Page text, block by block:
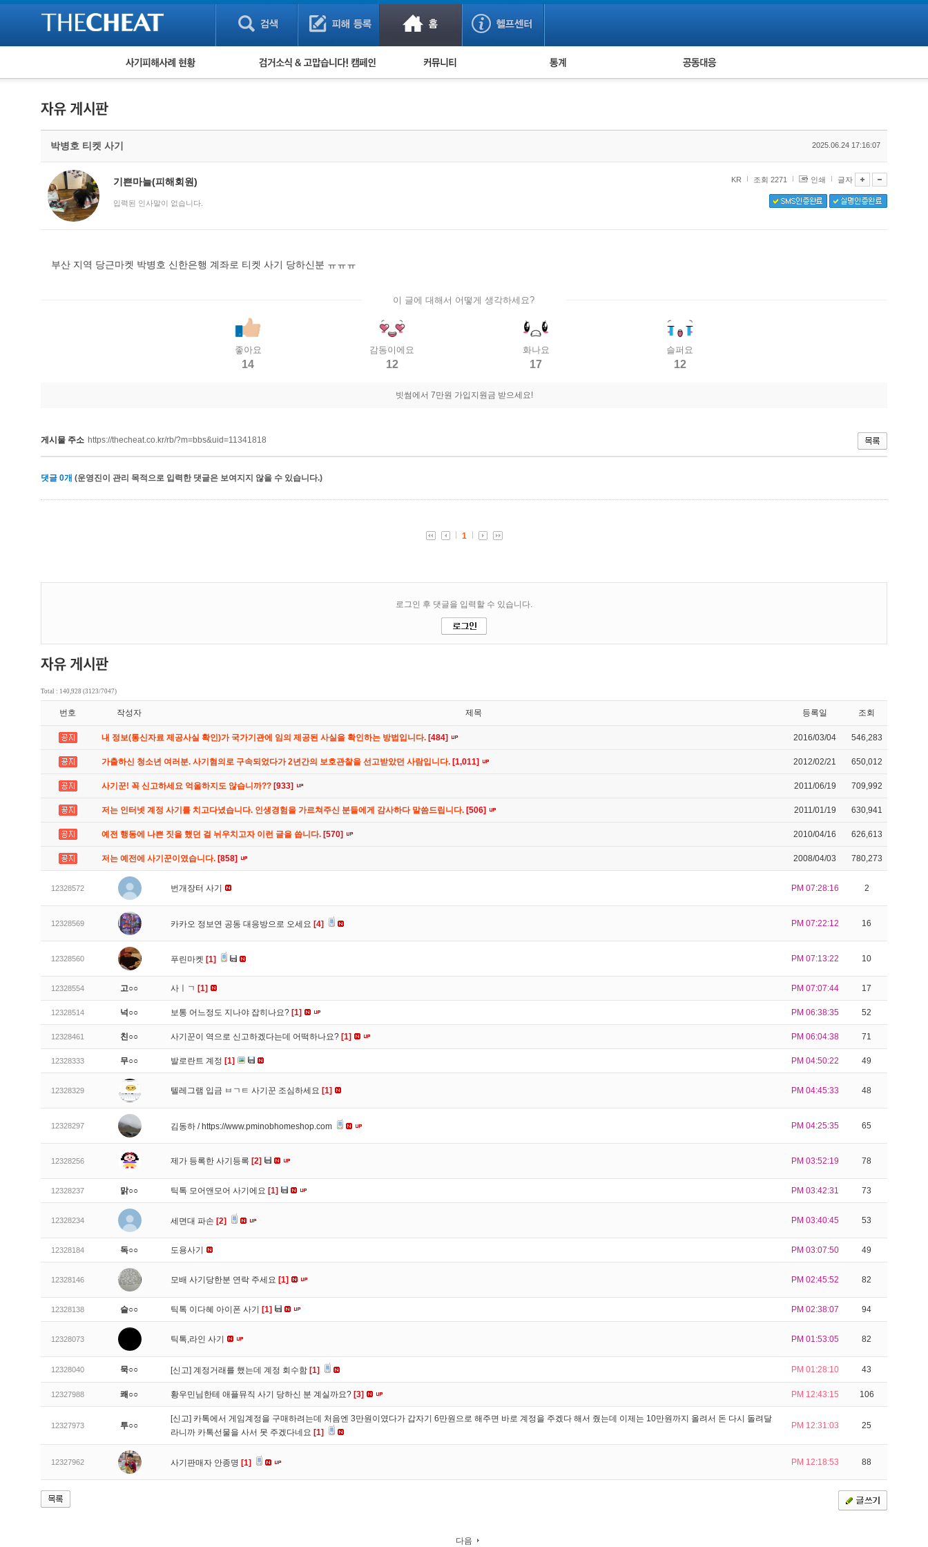
피해사례 현황
유해사이트 목록
비공개 피해사례
워킹홀리데이 피해사례
검거 소식 사기 예방했어요! 누적 피해사례 통계 피해자 공동대응
박병호 티켓 사기 2025.06.24 17:16:07
기쁜마늘(피해회원)
입력된 인사말이 없습니다.
KR 조회 2271 인쇄 글자
부산 지역 당근마켓 박병호 신한은행 계좌로 티켓 사기 당하신분 ㅠㅠㅠ
이 글에 대해서 어떻게 생각하세요?
좋아요
14
감동이에요
12
화나요
17
슬퍼요
12
빗썸에서 7만원 가입지원금 받으세요!
게시물 주소 https://thecheat.co.kr/rb/?m=bbs&uid=11341818
댓글 0개 (운영진이 관리 목적으로 입력한 댓글은 보여지지 않을 수 있습니다.)
Total : 140,928 (3123/7047)
번호 작성자 제목 등록일 조회
내 정보(통신자료 제공사실 확인)가 국가기관에 임의 제공된 사실을 확인하는 방법입니다. [484] 2016/03/04 546,283
가출하신 청소년 여러분. 사기혐의로 구속되었다가 2년간의 보호관찰을 선고받았던 사람입니다. [1,011] 2012/02/21 650,012
사기꾼! 꼭 신고하세요 억울하지도 않습니까?? [933] 2011/06/19 709,992
저는 인터넷 계정 사기를 치고다녔습니다. 인생경험을 가르쳐주신 분들에게 감사하다 말씀드립니다. [506] 2011/01/19 630,941
예전 행동에 나쁜 짓을 했던 걸 뉘우치고자 이런 글을 씁니다. [570] 2010/04/16 626,613
저는 예전에 사기꾼이였습니다. [858] 2008/04/03 780,273
12328572 번개장터 사기 PM 07:28:16 2
12328569 카카오 정보연 공동 대응방으로 오세요 [4] PM 07:22:12 16
12328560 푸린마켓 [1] PM 07:13:22 10
12328554 고○○ 사ㅣㄱ [1] PM 07:07:44 17
12328514 넉○○ 보통 어느정도 지나야 잡히나요? [1] PM 06:38:35 52
12328461 친○○ 사기꾼이 역으로 신고하겠다는데 어떡하나요? [1] PM 06:04:38 71
12328333 무○○ 발로란트 계정 [1] PM 04:50:22 49
12328329 텔레그램 입금 ㅂㄱㅌ 사기꾼 조심하세요 [1] PM 04:45:33 48
12328297 김동하 / https://www.pminobhomeshop.com PM 04:25:35 65
12328256 제가 등록한 사기등록 [2] PM 03:52:19 78
12328237 맑○○ 틱톡 모어앤모어 사기에요 [1] PM 03:42:31 73
12328234 세면대 파손 [2] PM 03:40:45 53
12328184 독○○ 도용사기 PM 03:07:50 49
12328146 모배 사기당한분 연락 주세요 [1] PM 02:45:52 82
12328138 슬○○ 틱톡 이다혜 아이폰 사기 [1] PM 02:38:07 94
12328073 틱톡,라인 사기 PM 01:53:05 82
12328040 묵○○ [신고] 계정거래를 했는데 계정 회수함 [1] PM 01:28:10 43
12327988 쾌○○ 황우민님한테 애플뮤직 사기 당하신 분 계실까요? [3] PM 12:43:15 106
12327973 투○○
[신고] 카톡에서 게임계정을 구매하려는데 처음엔 3만원이였다가 갑자기 6만원으로 해주면 바로 계정을 주겠다 해서 줬는데 이제는 10만원까지 올려서 돈 다시 돌려달
라니까 카톡선물을 사서 못 주겠다네요 [1]
PM 12:31:03 25
12327962 사기판매자 안종명 [1] PM 12:18:53 88
다음